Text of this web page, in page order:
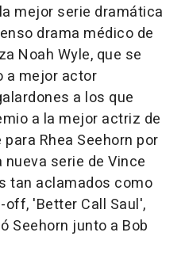
mejor serie dramática
drama médico de
Noah Wyle, que se
a mejor actor
a los que
a la mejor actriz de
Rhea Seehorn por
serie de Vince
tan aclamados como
'Better Call Saul',
Seehorn junto a Bob